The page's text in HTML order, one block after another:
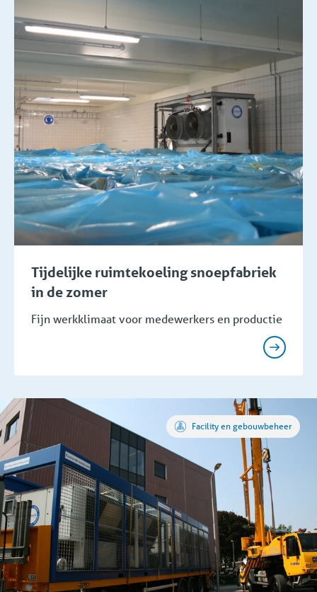
Tijdelijke ruimtekoeling snoepfabriek
in de zomer
Fijn werkklimaat voor medewerkers en productie
Facility en gebouwbeheer